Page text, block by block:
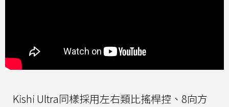
Kishi Ultra同樣採用左右類比搖桿控、8向方